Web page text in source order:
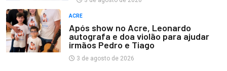
ACRE
Após show no Acre, Leonardo
autografa e doa violão para ajudar
irmãos Pedro e Tiago
3 de agosto de 2026